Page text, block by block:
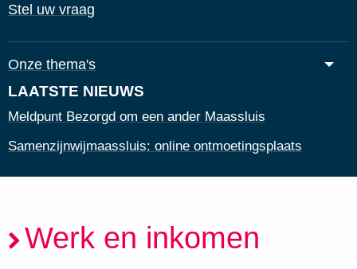
Stel uw vraag
Onze thema's
LAATSTE NIEUWS
Meldpunt Bezorgd om een ander Maassluis
Samenzijnwijmaassluis: online ontmoetingsplaats
Werk en inkomen